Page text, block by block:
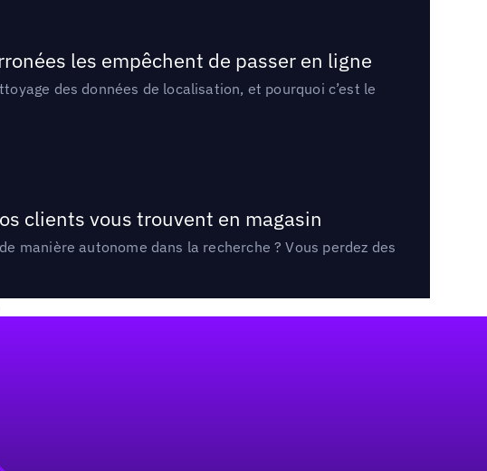
les empêchent de passer en ligne
des données de localisation, et pourquoi c’est le
clients vous trouvent en magasin
manière autonome dans la recherche ? Vous perdez des